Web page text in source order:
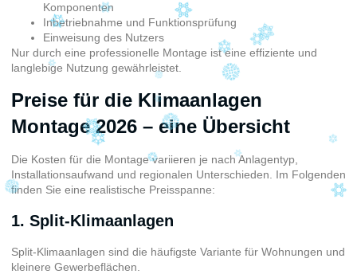
Komponenten
Inbetriebnahme und Funktionsprüfung
Einweisung des Nutzers
Nur durch eine professionelle Montage ist eine effiziente und
langlebige Nutzung gewährleistet.
Preise für die Klimaanlagen
Montage 2026 – eine Übersicht
Die Kosten für die Montage variieren je nach Anlagentyp,
Installationsaufwand und regionalen Unterschieden. Im Folgenden
finden Sie eine realistische Preisspanne:
1. Split-Klimaanlagen
Split-Klimaanlagen sind die häufigste Variante für Wohnungen und
kleinere Gewerbeflächen.